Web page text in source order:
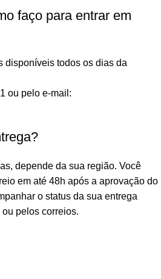
faço para entrar em
disponíveis todos os dias da
ou pelo e-mail:
depende da sua região. Você
em até 48h após a aprovação do
o status da sua entrega
pelos correios.